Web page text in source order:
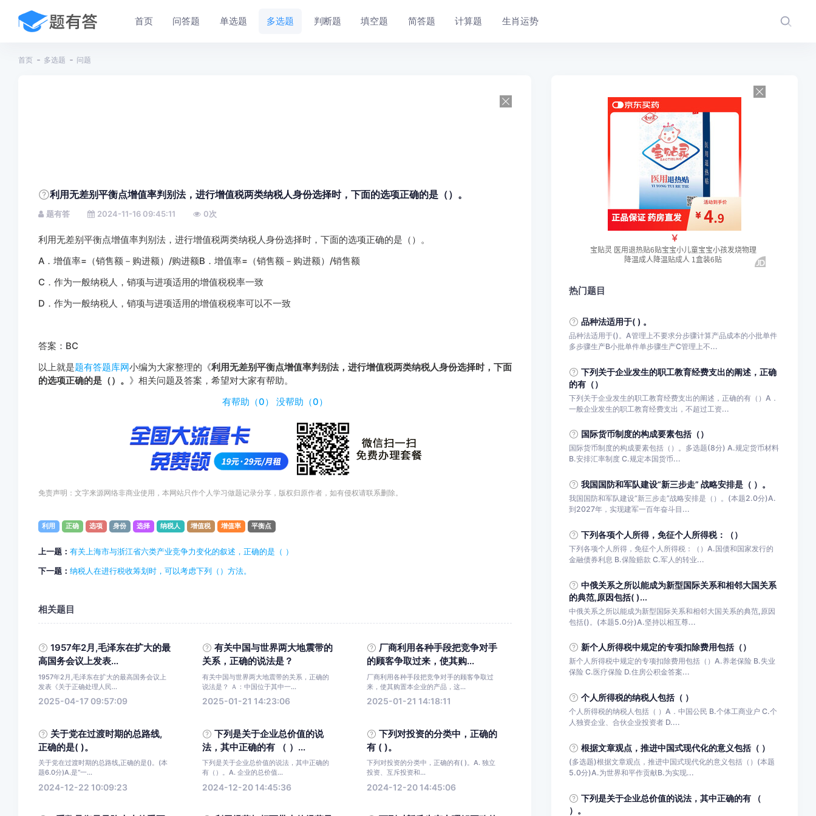
首页 问答题 单选题 多选题 判断题 填空题 简答题 计算题 生肖运势
首页 多选题 问题
利用无差别平衡点增值率判别法，进行增值税两类纳税人身份选择时，下面的选项正确的是（）。
题有答 2024-11-16 09:45:11 0次
利用无差别平衡点增值率判别法，进行增值税两类纳税人身份选择时，下面的选项正确的是（）。
A．增值率=（销售额－购进额）/购进额B．增值率=（销售额－购进额）/销售额
C．作为一般纳税人，销项与进项适用的增值税税率一致
D．作为一般纳税人，销项与进项适用的增值税税率可以不一致
答案：BC
以上就是题有答题库网小编为大家整理的《利用无差别平衡点增值率判别法，进行增值税两类纳税人身份选择时，下面
的选项正确的是（）。 》相关问题及答案，希望对大家有帮助。
有帮助（0） 没帮助（0）
免责声明：文字来源网络非商业使用，本网站只作个人学习做题记录分享，版权归原作者，如有侵权请联系删除。
利用 正确 选项 身份 选择 纳税人 增值税 增值率 平衡点
上一题： 有关上海市与浙江省六类产业竞争力变化的叙述，正确的是（ ）
下一题： 纳税人在进行税收筹划时，可以考虑下列（）方法。
相关题目
1957年2月,毛泽东在扩大的最
高国务会议上发表...
1957年2月,毛泽东在扩大的最高国务会议上
发表《关于正确处理人民...
2025-04-17 09:57:09
有关中国与世界两大地震带的
关系，正确的说法是？
有关中国与世界两大地震带的关系，正确的
说法是？ Ａ：中国位于其中一...
2025-01-21 14:23:06
厂商利用各种手段把竞争对手
的顾客争取过来，使其购...
厂商利用各种手段把竞争对手的顾客争取过
来，使其购置本企业的产品，这...
2025-01-21 14:18:11
关于党在过渡时期的总路线,
正确的是( )。
关于党在过渡时期的总路线,正确的是()。(本
题6.0分)A.是“一...
2024-12-22 10:09:23
下列是关于企业总价值的说
法，其中正确的有 （ ）...
下列是关于企业总价值的说法，其中正确的
有（）。A. 企业的总价值...
2024-12-20 14:45:36
下列对投资的分类中，正确的
有 ( )。
下列对投资的分类中，正确的有( )。A. 独立
投资、互斥投资和...
2024-12-20 14:45:06
热门题目
品种法适用于( ) 。
品种法适用于()。A管理上不要求分步骤计算产品成本的小批单件
多步骤生产B小批单件单步骤生产C管理上不...
下列关于企业发生的职工教育经费支出的阐述，正确
的有（）
下列关于企业发生的职工教育经费支出的阐述，正确的有（）A．
一般企业发生的职工教育经费支出，不超过工资...
国际货币制度的构成要素包括（）
国际货币制度的构成要素包括（）。多选题(8分) A.规定货币材料
B.安排汇率制度 C.规定本国货币...
我国国防和军队建设“新三步走” 战略安排是（ ）。
我国国防和军队建设“新三步走”战略安排是（）。(本题2.0分)A.
到2027年，实现建军一百年奋斗目...
下列各项个人所得，免征个人所得税：（）
下列各项个人所得，免征个人所得税：（）A.国债和国家发行的
金融债券利息 B.保险赔款 C.军人的转业...
中俄关系之所以能成为新型国际关系和相邻大国关系
的典范,原因包括( )...
中俄关系之所以能成为新型国际关系和相邻大国关系的典范,原因
包括()。(本题5.0分)A.坚持以相互尊...
新个人所得税中规定的专项扣除费用包括（）
新个人所得税中规定的专项扣除费用包括（）A.养老保险 B.失业
保险 C.医疗保险 D.住房公积金答案...
个人所得税的纳税人包括（ ）
个人所得税的纳税人包括（ ）A．中国公民 B.个体工商业户 C.个
人独资企业、合伙企业投资者 D....
根据文章观点，推进中国式现代化的意义包括（ ）
(多选题)根据文章观点，推进中国式现代化的意义包括（）(本题
5.0分)A.为世界和平作贡献B.为实现...
下列是关于企业总价值的说法，其中正确的有 （
）。